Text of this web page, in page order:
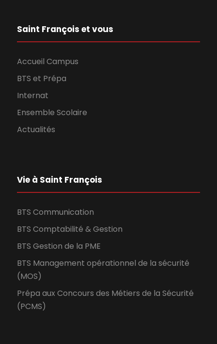
Saint François et vous
Accueil Campus
BTS et Prépa
Internat
Ensemble Scolaire
Actualités
Vie à Saint François
BTS Communication
BTS Comptabilité & Gestion
BTS Gestion de la PME
BTS Management opérationnel de la sécurité
(MOS)
Prépa aux Concours des Métiers de la Sécurité
(PCMS)